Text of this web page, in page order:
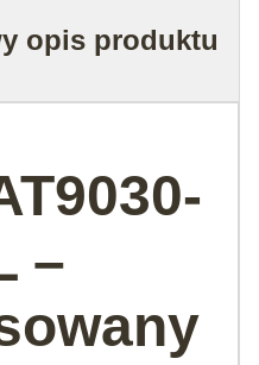
opis produktu
–